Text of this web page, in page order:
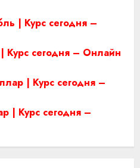
| Курс сегодня –
Курс сегодня – Онлайн
| Курс сегодня –
| Курс сегодня –